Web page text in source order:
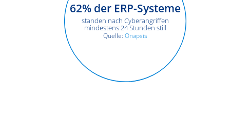
62% der ERP-Systeme
standen nach Cyberangriffen
mindestens 24 Stunden still
Quelle: Onapsis